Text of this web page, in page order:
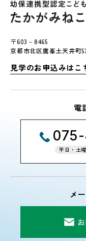
〒603－8465
京都市北区鷹峯土天井町
見学のお申込みはこ
電
平日・土曜
メ